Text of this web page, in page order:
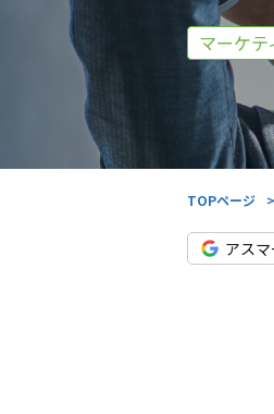
マーケ
TOPページ >
アス